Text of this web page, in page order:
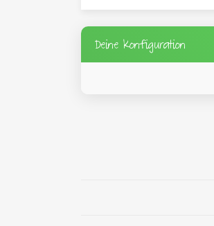
Deine Konfiguration